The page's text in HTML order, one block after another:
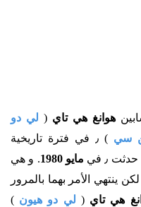
هوانغ هي تاي ( لي دو
سي
) ٫ في فترة تاريخية
٫ في مايو 1980
. و هي
ينتهي الأمر بهما بالمرور
هي تاي ( لي دو هيون )